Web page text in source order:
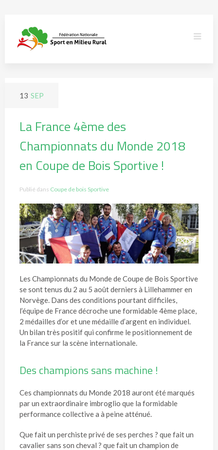
13 SEP
La France 4ème des
Championnats du Monde 2018
en Coupe de Bois Sportive !
Publié dans Coupe de bois Sportive
Les Championnats du Monde de Coupe de Bois Sportive
se sont tenus du 2 au 5 août derniers à Lillehammer en
Norvège. Dans des conditions pourtant difficiles,
l’équipe de France décroche une formidable 4ème place,
2 médailles d’or et une médaille d’argent en individuel.
Un bilan très positif qui confirme le positionnement de
la France sur la scène internationale.
Des champions sans machine !
Ces championnats du Monde 2018 auront été marqués
par un extraordinaire imbroglio que la formidable
performance collective a à peine atténué.
Que fait un perchiste privé de ses perches ? que fait un
cavalier sans son cheval ? que fait un champion de